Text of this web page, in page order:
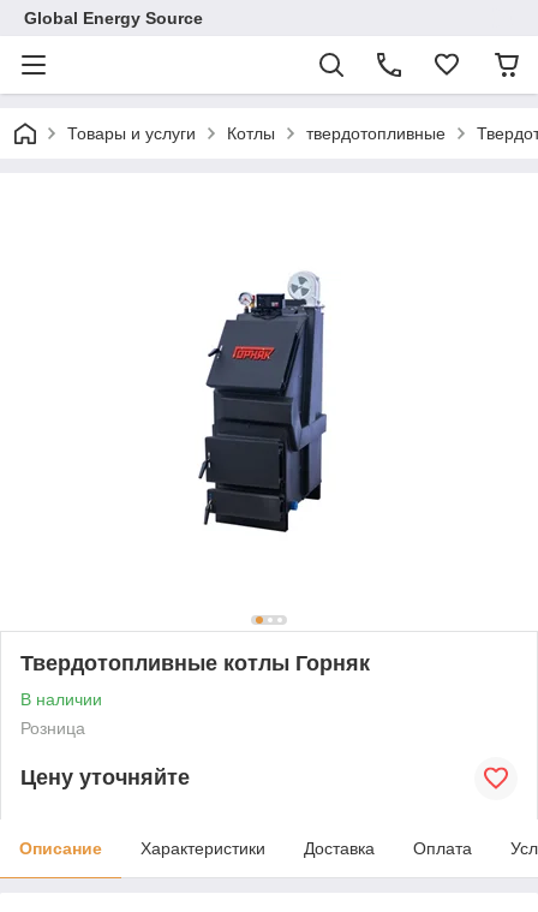
Global Energy Source
Товары и услуги Котлы твердотопливные
Твердотопливные котлы Горняк
В наличии
Розница
Цену уточняйте
Описание Характеристики Доставка Оплата